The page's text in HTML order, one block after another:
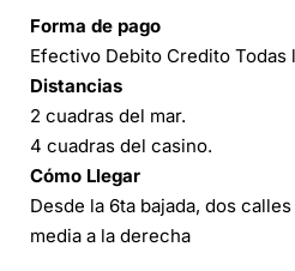
Forma de pago
Efectivo Debito Credito Todas
Distancias
2 cuadras del mar.
4 cuadras del casino.
Cómo Llegar
Desde la 6ta bajada, dos
media a la derecha